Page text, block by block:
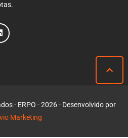
- ERPO - 2026 - Desenvolvido por
Marketing